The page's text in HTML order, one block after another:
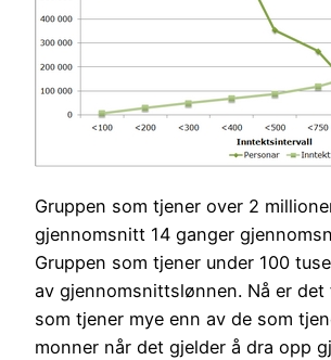
Gruppen som tjener over 2
gjennomsnitt 14 ganger
Gruppen som tjener under 100
av gjennomsnittslønnen. Nå er
som tjener mye enn av de som
monner når det gjelder å dra opp